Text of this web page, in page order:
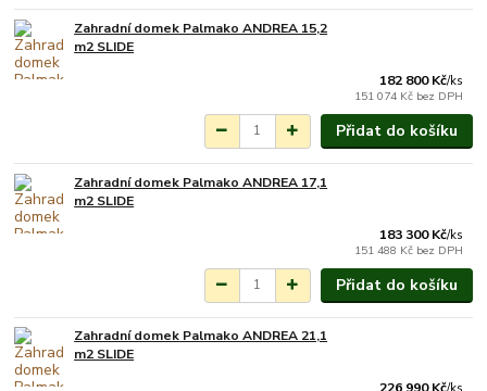
Zahradní domek Palmako ANDREA 15,2
m2 SLIDE
182 800 Kč/ks
151 074 Kč bez DPH
Přidat do košíku
Zahradní domek Palmako ANDREA 17,1
m2 SLIDE
183 300 Kč/ks
151 488 Kč bez DPH
Přidat do košíku
Zahradní domek Palmako ANDREA 21,1
m2 SLIDE